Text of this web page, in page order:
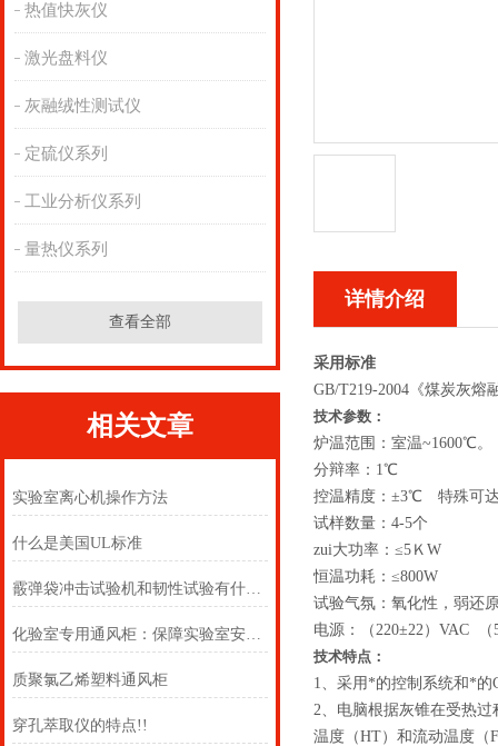
热值快灰仪
激光盘料仪
灰融绒性测试仪
定硫仪系列
工业分析仪系列
量热仪系列
查看全部
相关文章
实验室离心机操作方法
什么是美国UL标准
霰弹袋冲击试验机和韧性试验有什么关系？
化验室专用通风柜：保障实验室安全的重要设备
质聚氯乙烯塑料通风柜
穿孔萃取仪的特点!!
详情介绍
采用标准
GB/T219-2004《煤炭灰熔
技术参数：
炉温范围：室温~1600℃。
分辩率：1℃
控温精度：±3℃ 特殊可
试样数量：4-5个
zui大功率：≤5ＫW
恒温功耗：≤800W
试验气氛：氧化性，弱还
电源：（220±22）VAC （
技术特点：
1、采用*的控制系统和*的
2、电脑根据灰锥在受热
温度（HT）和流动温度（